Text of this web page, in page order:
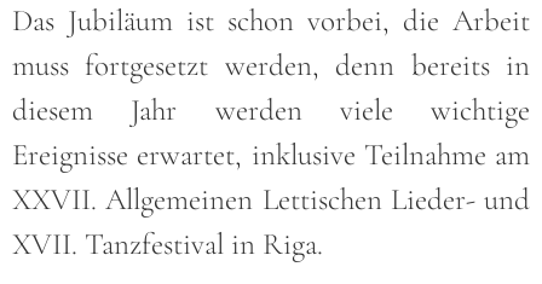
Das Jubiläum ist schon vorbei, die Arbeit
muss fortgesetzt werden, denn bereits in
diesem Jahr werden viele wichtige
Ereignisse erwartet, inklusive Teilnahme am
XXVII. Allgemeinen Lettischen Lieder- und
XVII. Tanzfestival in Riga.